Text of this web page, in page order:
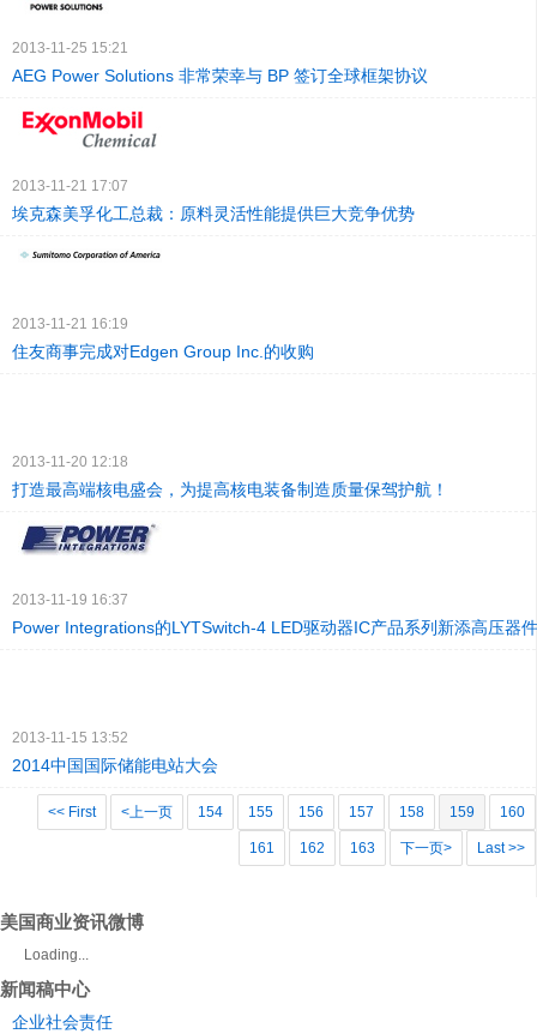
2013-11-25 15:21
AEG Power Solutions 非常荣幸与 BP 签订全球框架协议
2013-11-21 17:07
埃克森美孚化工总裁：原料灵活性能提供巨大竞争优势
2013-11-21 16:19
住友商事完成对Edgen Group Inc.的收购
2013-11-20 12:18
打造最高端核电盛会，为提高核电装备制造质量保驾护航！
2013-11-19 16:37
Power Integrations的LYTSwitch-4 LED驱动器IC产品系列新添高压器件
2013-11-15 13:52
2014中国国际储能电站大会
<< First <上一页 154 155 156 157 158 159 160
161 162 163 下一页> Last >>
美国商业资讯微博
Loading...
新闻稿中心
企业社会责任